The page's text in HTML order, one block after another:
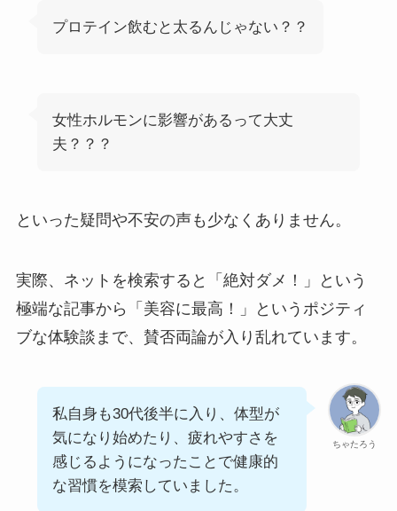
プロテイン飲むと太るんじゃない？？
女性ホルモンに影響があるって大丈
夫？？？
といった疑問や不安の声も少なくありません。
実際、ネットを検索すると「絶対ダメ！」という
極端な記事から「美容に最高！」というポジティ
ブな体験談まで、賛否両論が入り乱れています。
ちゃたろう
私自身も30代後半に入り、体型が
気になり始めたり、疲れやすさを
感じるようになったことで健康的
な習慣を模索していました。